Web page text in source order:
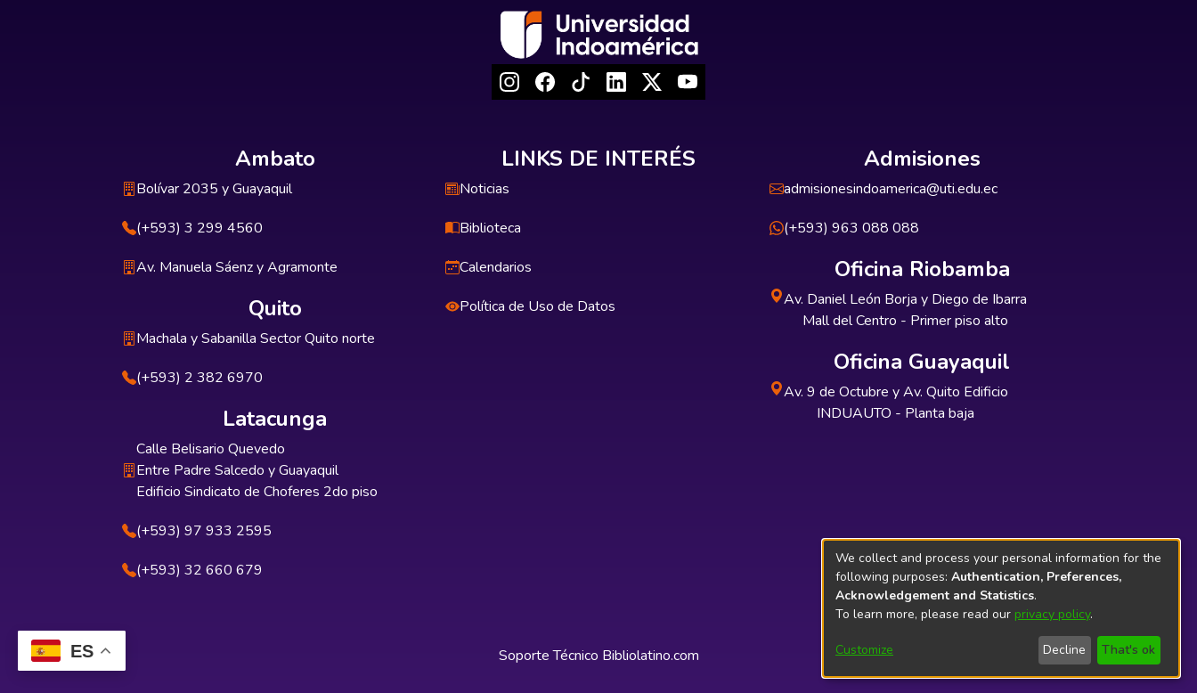
ES
Ambato
Bolívar 2035 y Guayaquil
(+593) 3 299 4560
Av. Manuela Sáenz y Agramonte
Quito
Machala y Sabanilla Sector Quito norte
(+593) 2 382 6970
Latacunga
Calle Belisario Quevedo
Entre Padre Salcedo y Guayaquil
Edificio Sindicato de Choferes 2do piso
(+593) 97 933 2595
(+593) 32 660 679
LINKS DE INTERÉS
Noticias
Biblioteca
Calendarios
Política de Uso de Datos
Admisiones
admisionesindoamerica@uti.edu.ec
(+593) 963 088 088
Oficina Riobamba
Av. Daniel León Borja y Diego de Ibarra
Mall del Centro - Primer piso alto
Oficina Guayaquil
Av. 9 de Octubre y Av. Quito Edificio
INDUAUTO - Planta baja
Soporte Técnico Bibliolatino.com
We collect and process your personal information for the
following purposes: Authentication, Preferences,
Acknowledgement and Statistics.
To learn more, please read our privacy policy.
Customize Decline That's ok